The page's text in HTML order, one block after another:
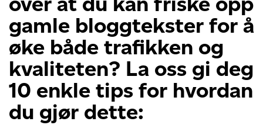
gamle bloggtekster for å
øke både trafikken og
kvaliteten? La oss gi deg
10 enkle tips for hvordan
du gjør dette: